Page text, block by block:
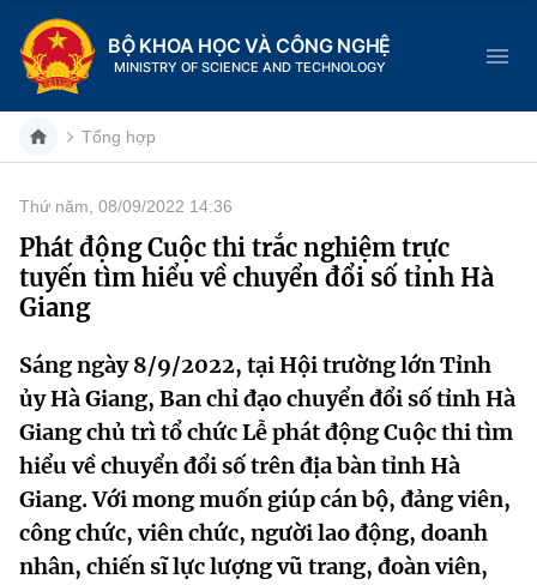
BỘ KHOA HỌC VÀ CÔNG NGHỆ
MINISTRY OF SCIENCE AND TECHNOLOGY
Danh mục
Trang chủ
Chức năng nhiệm vụ
Cơ cấu tổ chức
Lịch sử phát triển
Sở Khoa học và Công nghệ
Tin tức sự kiện
Khoa học và Công nghệ
Đổi mới sáng tạo
Chuyển đổi số
Dịch vụ công
Hệ thống văn bản
Văn bản QPPL
MST IOFFICE
Tổng hợp
Thứ năm, 08/09/2022 14:36
Phát động Cuộc thi trắc nghiệm trực
tuyến tìm hiểu về chuyển đổi số tỉnh Hà
Giang
Sáng ngày 8/9/2022, tại Hội trường lớn Tỉnh
ủy Hà Giang, Ban chỉ đạo chuyển đổi số tỉnh Hà
Giang chủ trì tổ chức Lễ phát động Cuộc thi tìm
hiểu về chuyển đổi số trên địa bàn tỉnh Hà
Giang. Với mong muốn giúp cán bộ, đảng viên,
công chức, viên chức, người lao động, doanh
nhân, chiến sĩ lực lượng vũ trang, đoàn viên,